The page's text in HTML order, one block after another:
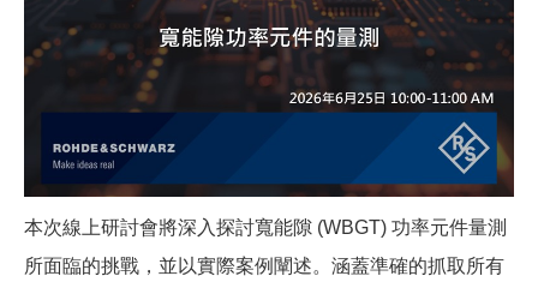
本次線上研討會將深入探討寬能隙 (WBGT) 功率元件量測
所面臨的挑戰，並以實際案例闡述。涵蓋準確的抓取所有